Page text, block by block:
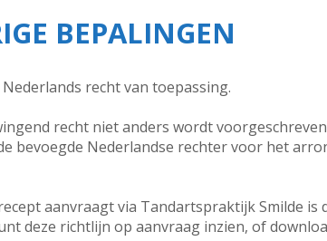
BEPALINGEN
recht van toepassing.
recht niet anders wordt
bevoegde Nederlandse rechter voor het
aanvraagt via Tandartspraktijk Smilde
deze richtlijn op aanvraag inzien, of